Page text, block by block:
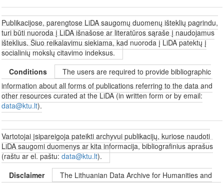
Publikacijose, parengtose LiDA saugomų duomenų išteklių pagrindu,
turi būti nuoroda į LiDA išnašose ar literatūros sąraše į naudojamus
išteklius. Šiuo reikalavimu siekiama, kad nuoroda į LiDA patektų į
socialinių mokslų citavimo indeksus.
Conditions
The users are required to provide bibliographic
information about all forms of publications referring to the data and
other resources curated at the LiDA (in written form or by email:
data@ktu.lt).
Vartotojai įsipareigoja pateikti archyvui publikacijų, kuriose naudoti
LiDA saugomi duomenys ar kita informacija, bibliografinius aprašus
(raštu ar el. paštu:data@ktu.lt).
Disclaimer
The Lithuanian Data Archive for Humanities and